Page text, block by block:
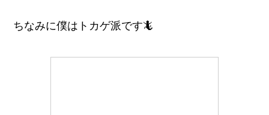
ちなみに僕はトカゲ派です🦎